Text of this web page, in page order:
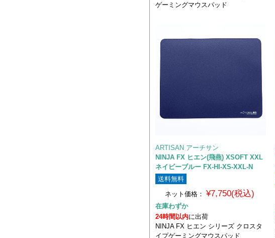
ゲーミングマウスパッド
ARTISAN アーチサン
NINJA FX ヒエン(飛燕) XSOFT XXL
ネイビーブルー FX-HI-XS-XXL-N
送料無料
ネット価格： ¥7,750(税込)
在庫わずか
24時間以内に出荷
NINJA FX ヒエン シリーズ クロスタ
イプゲーミングマウスパッド